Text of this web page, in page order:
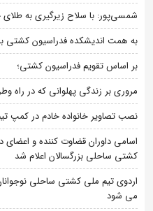
شمسی‌پور: با سلاح زیرگیری به
به همت اندیشکده فدراسیون کشتی
بر اساس تقویم فدراسیون کشتی؛
مروری بر زندگی پهلوانی که در راه
نصب تصاویر خانواده خادم در کمپ
اسامی داوران قضاوت کننده و اعضای
کشتی ساحلی بزرگسالان اعلام شد
می شود